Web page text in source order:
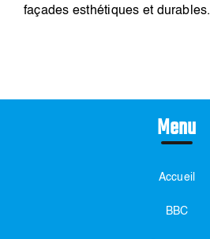
façades esthétiques et durables.
Menu
Accueil
BBC